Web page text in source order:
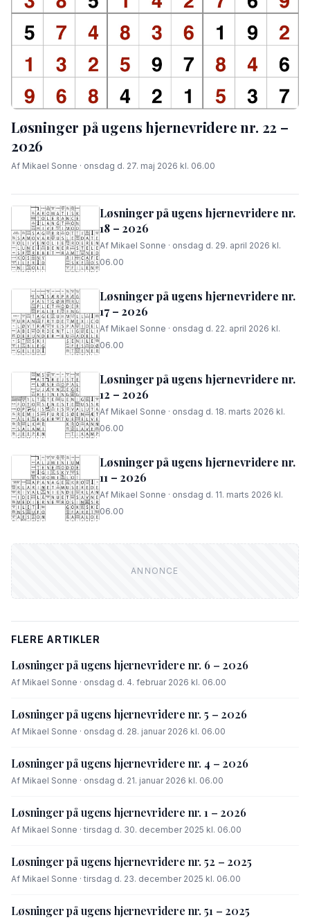
Løsninger på ugens hjernevridere nr. 22 –
2026
Af Mikael Sonne · onsdag d. 27. maj 2026 kl. 06.00
Løsninger på ugens hjernevridere nr.
18 – 2026
Af Mikael Sonne · onsdag d. 29. april 2026 kl.
06.00
Løsninger på ugens hjernevridere nr.
17 – 2026
Af Mikael Sonne · onsdag d. 22. april 2026 kl.
06.00
Løsninger på ugens hjernevridere nr.
12 – 2026
Af Mikael Sonne · onsdag d. 18. marts 2026 kl.
06.00
Løsninger på ugens hjernevridere nr.
11 – 2026
Af Mikael Sonne · onsdag d. 11. marts 2026 kl.
06.00
FLERE ARTIKLER
Løsninger på ugens hjernevridere nr. 6 – 2026
Af Mikael Sonne · onsdag d. 4. februar 2026 kl. 06.00
Løsninger på ugens hjernevridere nr. 5 – 2026
Af Mikael Sonne · onsdag d. 28. januar 2026 kl. 06.00
Løsninger på ugens hjernevridere nr. 4 – 2026
Af Mikael Sonne · onsdag d. 21. januar 2026 kl. 06.00
Løsninger på ugens hjernevridere nr. 1 – 2026
Af Mikael Sonne · tirsdag d. 30. december 2025 kl. 06.00
Løsninger på ugens hjernevridere nr. 52 – 2025
Af Mikael Sonne · tirsdag d. 23. december 2025 kl. 06.00
Løsninger på ugens hjernevridere nr. 51 – 2025